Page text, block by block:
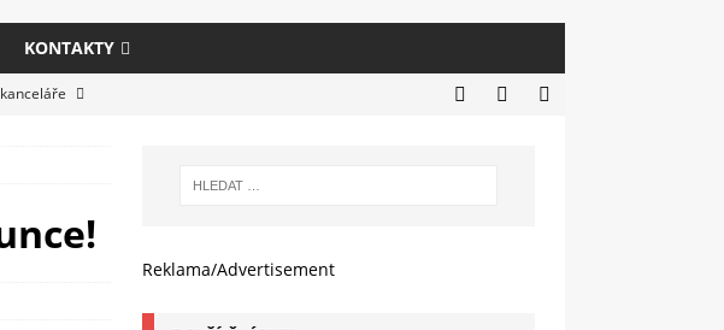
KONTAKTY
hráče,
s modely
Reklama/Advertisement